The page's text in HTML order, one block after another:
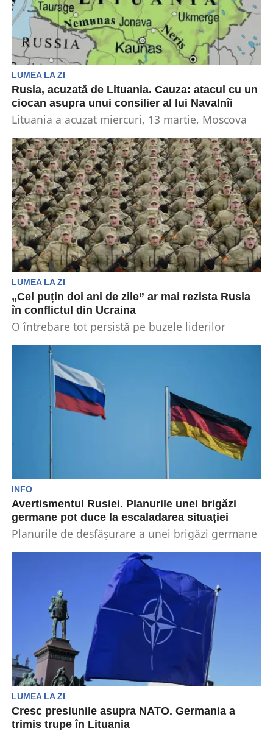
LUMEA LA ZI
Rusia, acuzată de Lituania. Cauza: atacul cu un
ciocan asupra unui consilier al lui Navalnîi
Lituania a acuzat miercuri, 13 martie, Moscova
atacator...
LUMEA LA ZI
„Cel puțin doi ani de zile” ar mai rezista Rusia
în conflictul din Ucraina
O întrebare tot persistă pe buzele liderilor
dintre Ucraina și...
INFO
Avertismentul Rusiei. Planurile unei brigăzi
germane pot duce la escaladarea situației
Planurile de desfășurare a unei brigăzi germane
LUMEA LA ZI
Cresc presiunile asupra NATO. Germania a
trimis trupe în Lituania